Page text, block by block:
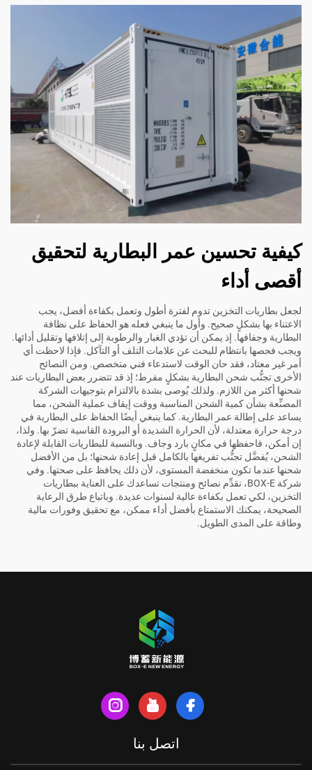
كيفية تحسين عمر البطارية لتحقيق
أقصى أداء
لجعل بطاريات التخزين تدوم لفترة أطول وتعمل بكفاءة أفضل، يجب
الاعتناء بها بشكلٍ صحيح. وأول ما ينبغي فعله هو الحفاظ على نظافة
البطارية وجفافها. إذ يمكن أن تؤدي الغبار والرطوبة إلى إتلافها وتقليل أدائها.
ويجب فحصها بانتظام للبحث عن علامات التلف أو التآكل. فإذا لاحظت أي
أمر غير معتاد، فقد حان الوقت لاستدعاء فني متخصص. ومن النصائح
الأخرى تجنُّب شحن البطارية بشكلٍ مفرط؛ إذ قد تتضرر بعض البطاريات عند
شحنها أكثر من اللازم. ولذلك يُوصى بشدة بالالتزام بتوجيهات الشركة
المصنِّعة بشأن كمية الشحن المناسبة ووقت إيقاف عملية الشحن، مما
يساعد على إطالة عمر البطارية. كما ينبغي أيضًا الحفاظ على البطارية في
درجة حرارة معتدلة، لأن الحرارة الشديدة أو البرودة القاسية تضرّ بها. ولذا،
إن أمكن، فاحفظها في مكانٍ بارد وجاف. وبالنسبة للبطاريات القابلة لإعادة
الشحن، يُفضَّل تجنُّب تفريغها بالكامل قبل إعادة شحنها؛ بل من الأفضل
شحنها عندما تكون منخفضة المستوى، لأن ذلك يحافظ على صحتها. وفي
شركة BOX-E، نقدِّم نصائح ومنتجات تساعدك على العناية ببطاريات
التخزين، لكي تعمل بكفاءة عالية لسنوات عديدة. وباتباع طرق الرعاية
الصحيحة، يمكنك الاستمتاع بأفضل أداء ممكن، مع تحقيق وفورات مالية
وطاقة على المدى الطويل.
اتصل بنا